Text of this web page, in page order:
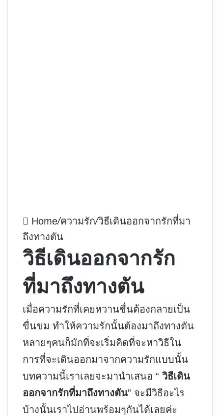
Home/ความรัก/วิธีเดินออกจากรักที่มา
ถึงทางตัน
วิธีเดินออกจากรัก
ที่มาถึงทางตัน
เมื่อความรักที่เคยหวานชื่นต้องกลายเป็น
ขื่นขม ทำให้ความรักนั้นต้องมาถึงทางตัน
หลายๆคนก็มักที่จะเริ่มคิดที่จะหาวิธีใน
การที่จะเดินออกมาจากความรักแบบนั้น
บทความนี้เราเลยจะมานำเสนอ “ วิธีเดิน
ออกจากรักที่มาถึงทางตัน” จะมีวิธีอะไร
บ้างนั้นเราไปอ่านพร้อมๆกันได้เลยค่ะ